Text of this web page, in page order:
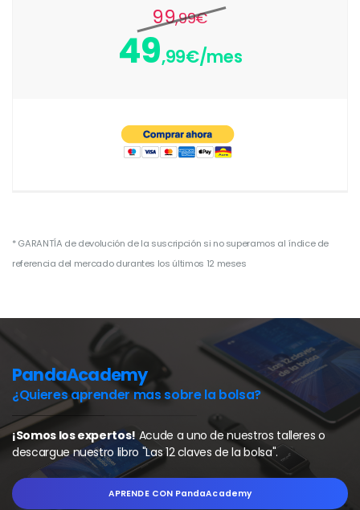
99,99€
49,99€/mes
* GARANTÍA de devolución de la suscripción si no superamos al índice de
referencia del mercado durantes los últimos 12 meses
PandaAcademy
¿Quieres aprender mas sobre la bolsa?
¡Somos los expertos! Acude a uno de nuestros talleres o
descargue nuestro libro "Las 12 claves de la bolsa".
APRENDE CON PandaAcademy